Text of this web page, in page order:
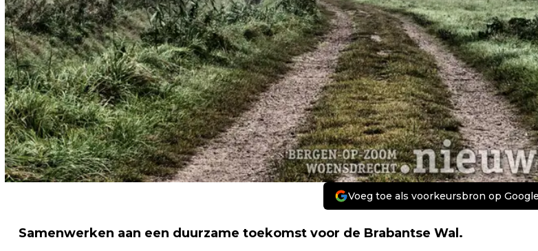
Voeg toe als voorkeursbron op Google
Samenwerken aan een duurzame toekomst voor de Brabantse Wal.